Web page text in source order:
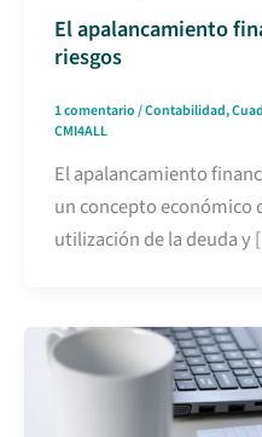
El apalancamiento
riesgos
1 comentario/Contabilidad,
CMI4ALL
El apalancamiento
un concepto económico
utilización de la deuda